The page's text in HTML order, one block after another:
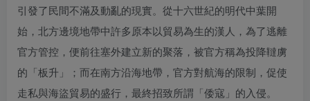
引發了民間不滿及動亂的現實。從十六世紀的明代中葉開
始，北方邊境地帶中許多原本以貿易為生的漢人，為了逃離
官方管控，便前往塞外建立新的聚落，被官方稱為投降韃虜
的「板升」；而在南方沿海地帶，官方對航海的限制，促使
走私與海盜貿易的盛行，最終招致所謂「倭寇」的入侵。